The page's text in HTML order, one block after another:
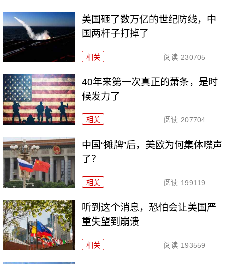
美国砸了数万亿的世纪防线，中
国两杆子打掉了
相关 阅读 230705
40年来第一次真正的萧条，是时
候发力了
相关 阅读 207704
中国“摊牌”后，美欧为何集体噤声
了？
相关 阅读 199119
听到这个消息，恐怕会让美国严
重失望到崩溃
相关 阅读 193559